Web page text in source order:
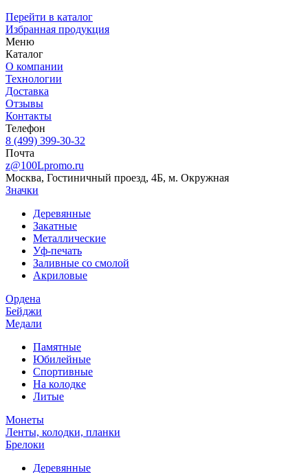
Перейти в каталог
Избранная продукция
Меню
Каталог
О компании
Технологии
Доставка
Отзывы
Контакты
Телефон
8 (499) 399-30-32
Почта
z@100Lpromo.ru
Москва, Гостиничный проезд, 4Б, м. Окружная
Значки
Деревянные
Закатные
Металлические
Уф-печать
Заливные со смолой
Акриловые
Ордена
Бейджи
Медали
Памятные
Юбилейные
Спортивные
На колодке
Литые
Монеты
Ленты, колодки, планки
Брелоки
Деревянные